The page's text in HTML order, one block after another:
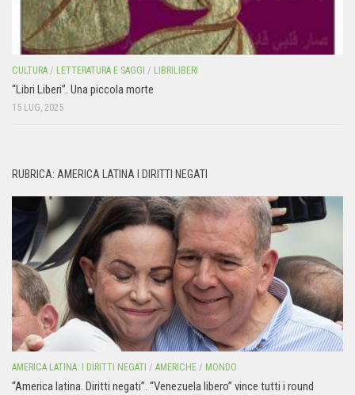
CULTURA / LETTERATURA E SAGGI / LIBRILIBERI
“Libri Liberi”. Una piccola morte
15 LUG, 2025
RUBRICA: AMERICA LATINA I DIRITTI NEGATI
AMERICA LATINA: I DIRITTI NEGATI / AMERICHE / MONDO
“America latina. Diritti negati”. “Venezuela libero” vince tutti i round